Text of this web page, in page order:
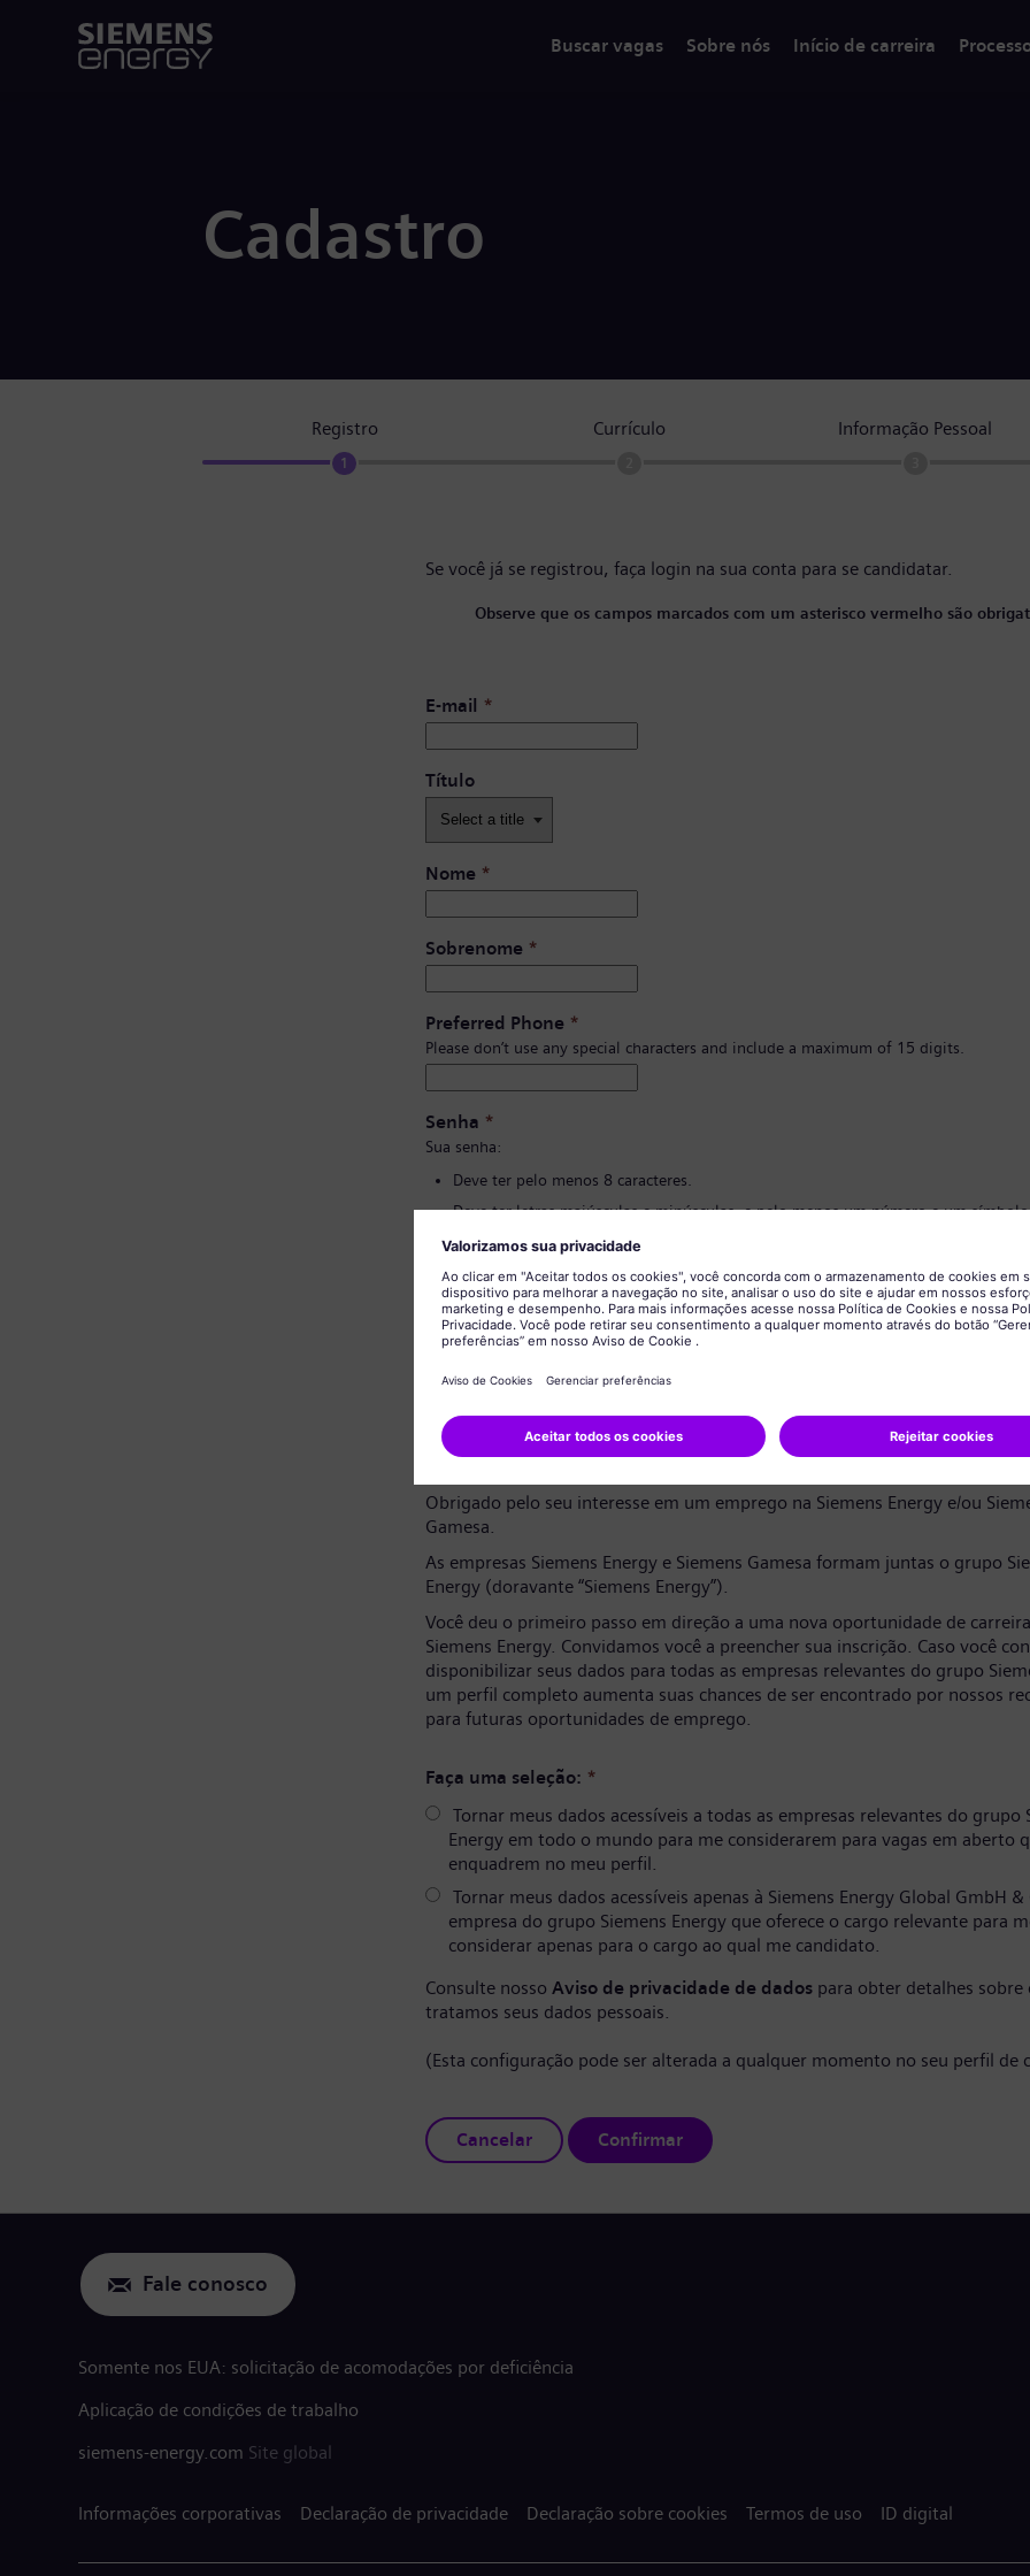
Buscar vagas Sobre nós Início de carreira
Cadastro
Registro
1
Currículo Informação Pessoal
Se você já se registrou, faça login na sua conta para se candidatar.
Observe que os campos marcados com um asterisco vermelho são
E-mail *
Título
Nome *
Sobrenome *
Preferred Phone *
Please don’t use any special characters and include a maximum of 15 digits.
Senha *
Sua senha:
Deve ter pelo menos 8 caracteres.
Deve ter letras maiúsculas e minúsculas, e pelo menos um número e um
Não deve ter nenhuma informação pessoal.
Não deve conter palavras comumente usadas.
Confirmação de senha
Aviso de privacidade de dados
Obrigado pelo seu interesse em um emprego na Siemens Energy e/ou
Gamesa.
As empresas Siemens Energy e Siemens Gamesa formam juntas o grupo
Energy (doravante “Siemens Energy”).
Você deu o primeiro passo em direção a uma nova oportunidade de
Siemens Energy. Convidamos você a preencher sua inscrição. Caso você
disponibilizar seus dados para todas as empresas relevantes do grupo
um perfil completo aumenta suas chances de ser encontrado por nossos
para futuras oportunidades de emprego.
Faça uma seleção: *
Tornar meus dados acessíveis a todas as empresas relevantes do grupo
Energy em todo o mundo para me considerarem para vagas em aberto
enquadrem no meu perfil.
Tornar meus dados acessíveis apenas à Siemens Energy Global GmbH &
empresa do grupo Siemens Energy que oferece o cargo relevante para
considerar apenas para o cargo ao qual me candidato.
Consulte nosso Aviso de privacidade de dados para obter detalhes sobre
tratamos seus dados pessoais.
(Esta configuração pode ser alterada a qualquer momento no seu perfil de
Cancelar Confirmar
Fale conosco
Somente nos EUA: solicitação de acomodações por deficiência
Aplicação de condições de trabalho
siemens-energy.com Site global
Informações corporativas Declaração de privacidade Declaração sobre cookies Termos de uso ID digital